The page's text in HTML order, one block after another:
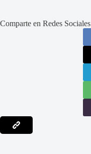
Comparte en Redes Sociales